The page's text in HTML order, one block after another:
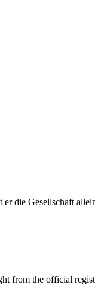
die Gesellschaft
from the official